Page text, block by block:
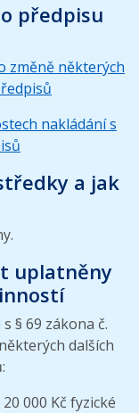
předpisu
změně některých
nakládání s
a jak
uplatněny
§ 69 zákona č.
dalších
000 Kč fyzické